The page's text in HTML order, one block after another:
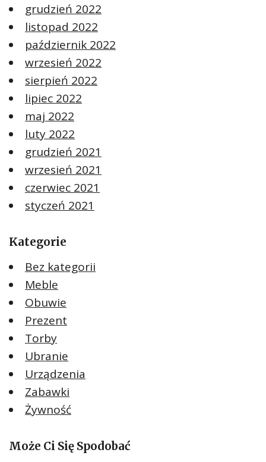
grudzień 2022
listopad 2022
październik 2022
wrzesień 2022
sierpień 2022
lipiec 2022
maj 2022
luty 2022
grudzień 2021
wrzesień 2021
czerwiec 2021
styczeń 2021
Kategorie
Bez kategorii
Meble
Obuwie
Prezent
Torby
Ubranie
Urządzenia
Zabawki
Żywność
Może Ci Się Spodobać